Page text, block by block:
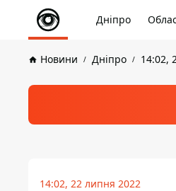
Дніпро
Новини Дніпро 14:02,
14:02, 22 липня 2022